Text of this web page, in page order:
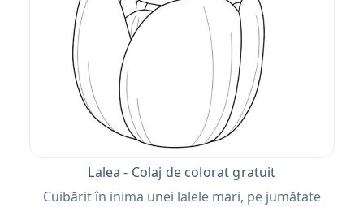
Lalea - Colaj de colorat gratuit
Cuibărit în inima unei lalele mari, pe jumătate